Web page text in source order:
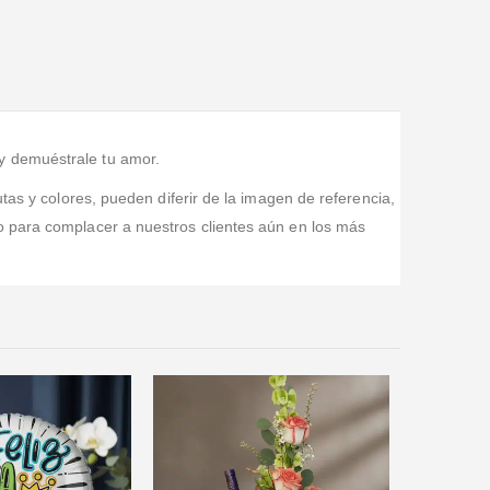
demuéstrale tu amor.
y colores, pueden diferir de la imagen de referencia,
complacer a nuestros clientes aún en los más